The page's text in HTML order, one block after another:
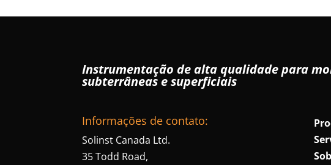
Instrumentação de alta qualidade para
subterrâneas e superficiais
Informações de contato:
Solinst Canada Ltd.
35 Todd Road,